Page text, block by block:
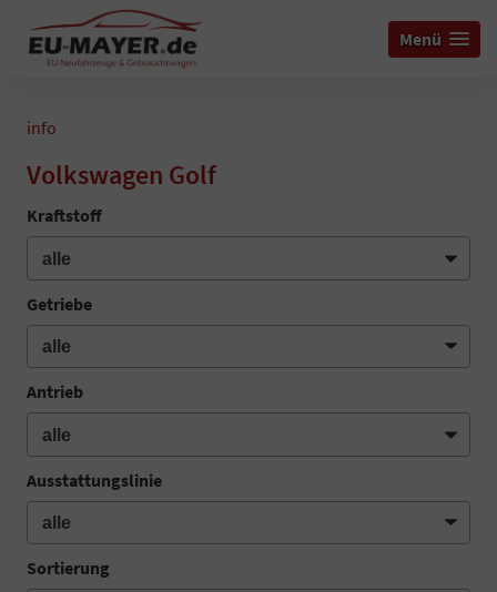
Menü
info
Volkswagen Golf
Kraftstoff
Getriebe
Antrieb
Ausstattungslinie
Sortierung